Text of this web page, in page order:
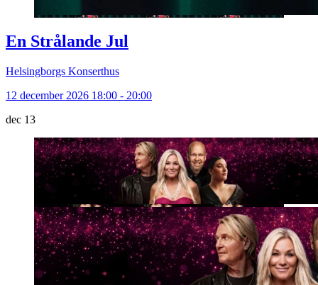
En Strålande Jul
Helsingborgs Konserthus
12 december 2026 18:00 - 20:00
dec 13